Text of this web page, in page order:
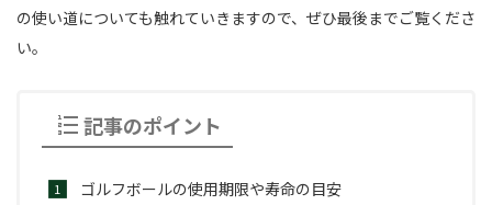
の使い道についても触れていきますので、ぜひ最後までご覧くださ
い。
記事のポイント
ゴルフボールの使用期限や寿命の目安